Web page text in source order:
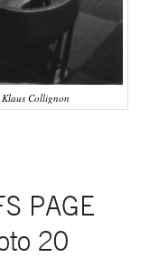
Collignon
PAGE
20